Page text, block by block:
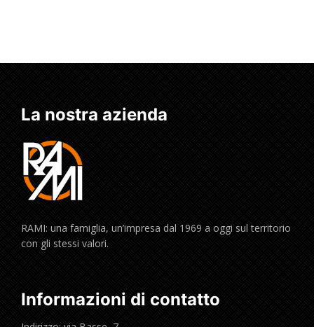
La nostra azienda
RAMI: una famiglia, un’impresa dal 1969 a oggi sul territorio
con gli stessi valori.
Informazioni di contatto